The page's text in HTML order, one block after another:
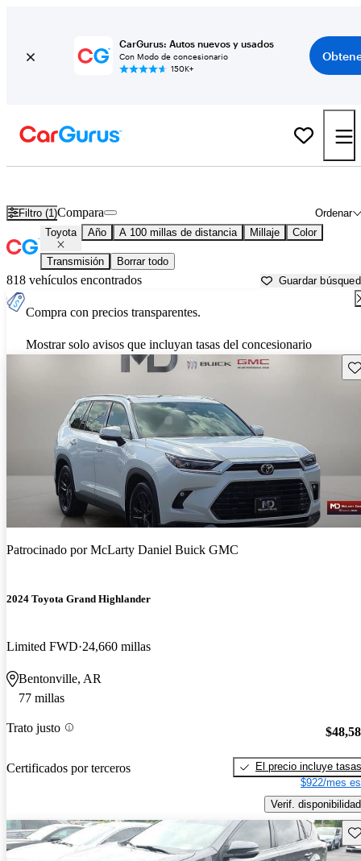
CarGurus: Autos nuevos y usados
Con Modo de concesionario
150K+
Filtro (1) Ordenar
Compara
Toyota Año A 100 millas de distancia Millaje Color
Transmisión Borrar todo
818 vehículos encontrados Guardar
Compra con precios transparentes.
Mostrar solo avisos que incluyan tasas del concesionario
Patrocinado porMcLarty Daniel Buick GMC
2024 Toyota Grand Highlander
Limited FWD 24,660 millas
Bentonville, AR
77 millas
Trato justo
Certificados por terceros
El precio incluye tasas
$922/mes
Verif. disponibilidad